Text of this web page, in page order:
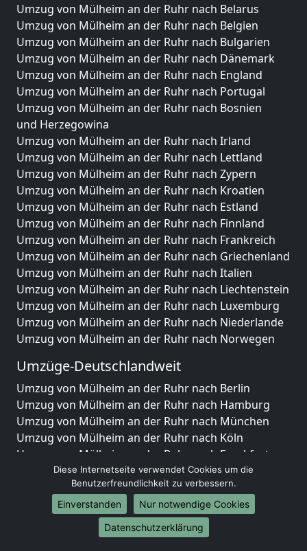
Umzug von Mülheim an der Ruhr nach Belarus
Umzug von Mülheim an der Ruhr nach Belgien
Umzug von Mülheim an der Ruhr nach Bulgarien
Umzug von Mülheim an der Ruhr nach Dänemark
Umzug von Mülheim an der Ruhr nach England
Umzug von Mülheim an der Ruhr nach Portugal
Umzug von Mülheim an der Ruhr nach Bosnien
und Herzegowina
Umzug von Mülheim an der Ruhr nach Irland
Umzug von Mülheim an der Ruhr nach Lettland
Umzug von Mülheim an der Ruhr nach Zypern
Umzug von Mülheim an der Ruhr nach Kroatien
Umzug von Mülheim an der Ruhr nach Estland
Umzug von Mülheim an der Ruhr nach Finnland
Umzug von Mülheim an der Ruhr nach Frankreich
Umzug von Mülheim an der Ruhr nach Griechenland
Umzug von Mülheim an der Ruhr nach Italien
Umzug von Mülheim an der Ruhr nach Liechtenstein
Umzug von Mülheim an der Ruhr nach Luxemburg
Umzug von Mülheim an der Ruhr nach Niederlande
Umzug von Mülheim an der Ruhr nach Norwegen
Umzüge-Deutschlandweit
Umzug von Mülheim an der Ruhr nach Berlin
Umzug von Mülheim an der Ruhr nach Hamburg
Umzug von Mülheim an der Ruhr nach München
Umzug von Mülheim an der Ruhr nach Köln
Umzug von Mülheim an der Ruhr nach Frankfurt am
Umzug von Mülheim an der Ruhr nach Stuttgart
Umzug von Mülheim an der Ruhr nach Düsseldorf
Umzug von Mülheim an der Ruhr nach Leipzig
Umzug von Mülheim an der Ruhr nach Dortmund
Diese Internetseite verwendet Cookies um die
Benutzerfreundlichkeit zu verbessern.
Einverstanden
Nur notwendige Cookies
Datenschutzerklärung